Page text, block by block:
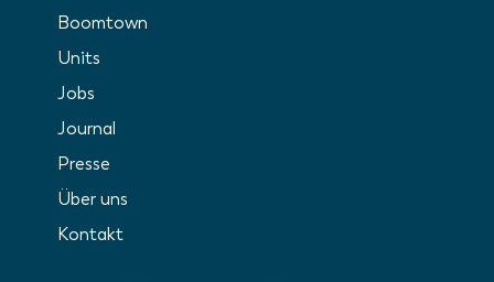
Boomtown
Units
Jobs
Journal
Presse
Über uns
Kontakt